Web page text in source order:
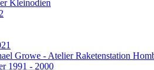
Kleinodien
Growe - Atelier Raketenstation
1991 - 2000